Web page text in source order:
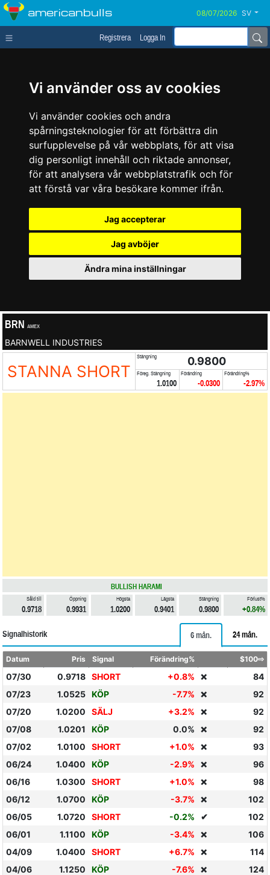
Vi använder oss av cookies
Vi använder cookies och andra
spårningsteknologier för att förbättra din
surfupplevelse på vår webbplats, för att visa
dig personligt innehåll och riktade annonser,
för att analysera vår webbplatstrafik och för
att förstå var våra besökare kommer ifrån.
Jag accepterar
Jag avböjer
Ändra mina inställningar
americanbulls SV
Registrera Logga In
BRN AMEX
BARNWELL INDUSTRIES
STANNA SHORT
Stängning 0.9800
Föreg. Stängning
1.0100
Förändring
-0.0300
Förändring%
-2.97%
BULLISH HARAMI
Såld till
0.9718
Öppning
0.9931
Högsta
1.0200
Lägsta
0.9401
Stängning
0.9800
Förlust%
+0.84%
Signalhistorik 6 mån. 24 mån.
Datum Pris Signal Förändring% $100⇨
07/30 0.9718 SHORT +0.8% ❌
84
07/23
1.0525 KÖP -7.7% ❌
92
07/20
1.0200 SÄLJ +3.2% ❌
92
07/08
1.0201 KÖP 0.0% ❌
92
07/02
1.0100 SHORT +1.0% ❌
93
06/24
1.0400 KÖP -2.9% ❌
96
06/16
1.0300 SHORT +1.0% ❌
98
06/12
1.0700 KÖP -3.7% ❌
102
06/05
1.0720 SHORT -0.2% ✔
102
06/01
1.1100 KÖP -3.4% ❌
106
04/09
1.0400 SHORT +6.7% ❌
114
04/06
1.1250 KÖP -7.6% ❌
124